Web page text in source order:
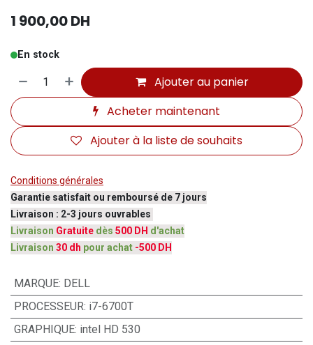
1 900,00DH
En stock
Ajouter au panier
Acheter maintenant
Ajouter à la liste de souhaits
Conditions générales
Garantie satisfait ou remboursé de 7 jours
Livraison : 2-3 jours ouvrables
Livraison Gratuite dès 500 DH d'achat
Livraison 30 dh pour achat -500 DH
MARQUE: DELL
PROCESSEUR: i7-6700T
GRAPHIQUE: intel HD 530